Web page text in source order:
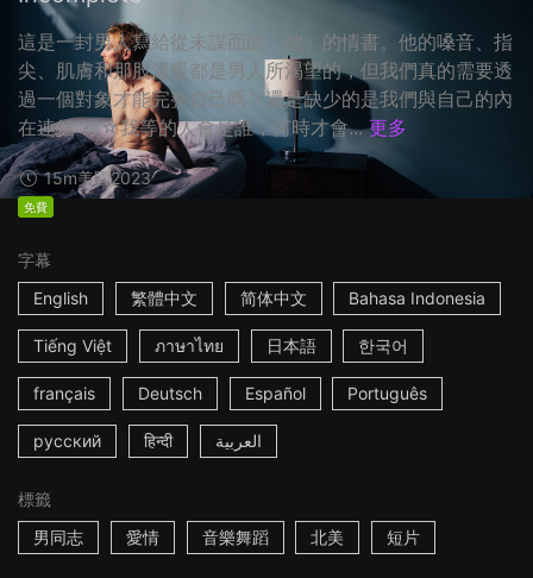
這是一封男人寫給從未謀面的「他」的情書。他的嗓音、指
尖、肌膚和那股溫暖都是男人所渴望的，但我們真的需要透
過一個對象才能完整自己嗎？還是缺少的是我們與自己的內
在連結？ ☆我等的人會是誰，何時才會... 更多
15m美國2023
免費
字幕
English
繁體中文 简体中文 Bahasa Indonesia
Tiếng Việt ภาษาไทย 日本語 한국어
français Deutsch Español Português
русский हिन्दी العربية
標籤
男同志
愛情 音樂舞蹈 北美 短片